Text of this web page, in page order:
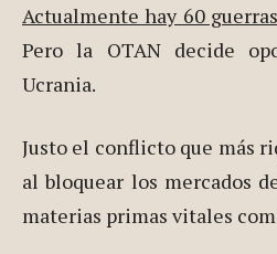
Actualmente hay 60
Pero la OTAN decide
Ucrania.
Justo el conflicto que más
al bloquear los mercados
materias primas vitales